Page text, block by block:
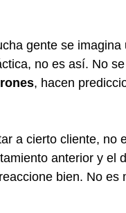
gente se
no es así. No
, hacen
a cierto cliente, no
anterior y el
bien. No es